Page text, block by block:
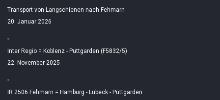
Transport von Langschienen nach Fehmarn
20. Januar 2026
Inter Regio = Koblenz - Puttgarden (F5832/5)
22. November 2025
IR 2506 Fehmarn = Hamburg - Lübeck - Puttgarden